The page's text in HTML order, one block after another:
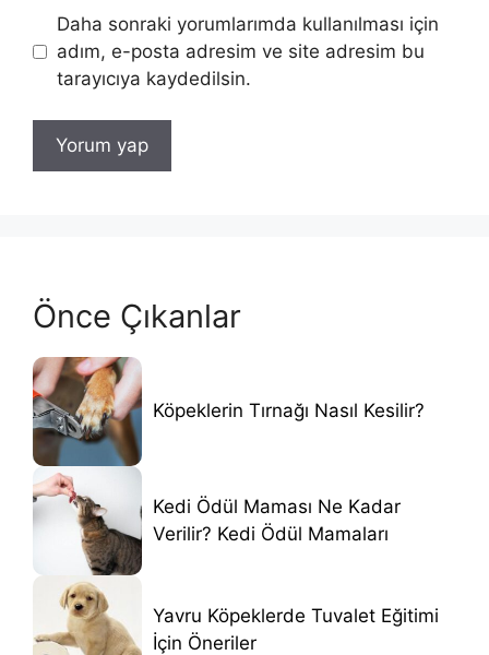
Daha sonraki yorumlarımda kullanılması için
adım, e-posta adresim ve site adresim bu
tarayıcıya kaydedilsin.
Önce Çıkanlar
Köpeklerin Tırnağı Nasıl Kesilir?
Kedi Ödül Maması Ne Kadar
Verilir? Kedi Ödül Mamaları
Yavru Köpeklerde Tuvalet Eğitimi
İçin Öneriler